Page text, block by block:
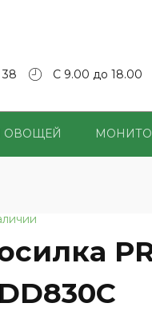
С 9.00 до 18.00
ОВОЩЕЙ